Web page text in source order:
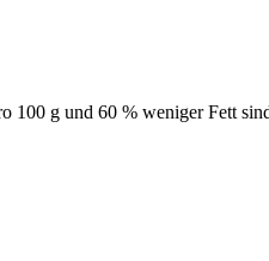
g und 60 % weniger Fett